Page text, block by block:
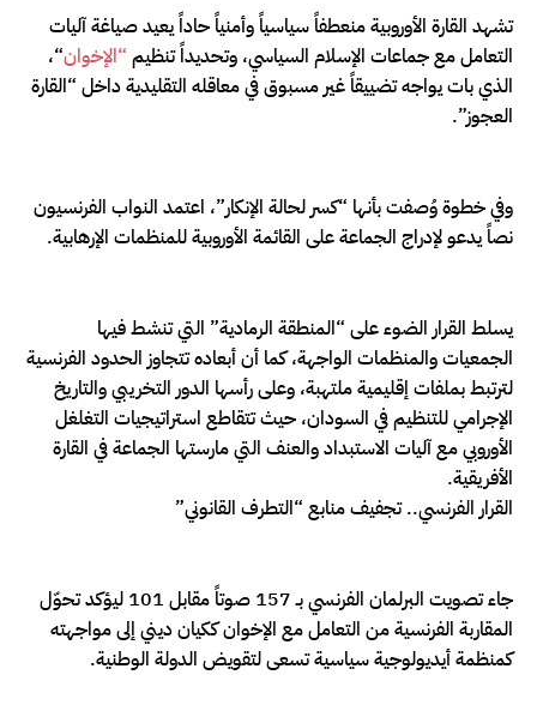
تشهد القارة الأوروبية منعطفاً سياسياً وأمنياً حاداً يعيد صياغة آليات
التعامل مع جماعات الإسلام السياسي، وتحديداً تنظيم “الإخوان“،
الذي بات يواجه تضييقاً غير مسبوق في معاقله التقليدية داخل “القارة
العجوز”.
وفي خطوة وُصفت بأنها “كسر لحالة الإنكار”، اعتمد النواب الفرنسيون
نصاً يدعو لإدراج الجماعة على القائمة الأوروبية للمنظمات الإرهابية.
يسلط القرار الضوء على “المنطقة الرمادية” التي تنشط فيها
الجمعيات والمنظمات الواجهة، كما أن أبعاده تتجاوز الحدود الفرنسية
لترتبط بملفات إقليمية ملتهبة، وعلى رأسها الدور التخريبي والتاريخ
الإجرامي للتنظيم في السودان، حيث تتقاطع استراتيجيات التغلغل
الأوروبي مع آليات الاستبداد والعنف التي مارستها الجماعة في القارة
الأفريقية.
القرار الفرنسي.. تجفيف منابع “التطرف القانوني”
جاء تصويت البرلمان الفرنسي بـ 157 صوتاً مقابل 101 ليؤكد تحوّل
المقاربة الفرنسية من التعامل مع الإخوان ككيان ديني إلى مواجهته
كمنظمة أيديولوجية سياسية تسعى لتقويض الدولة الوطنية.